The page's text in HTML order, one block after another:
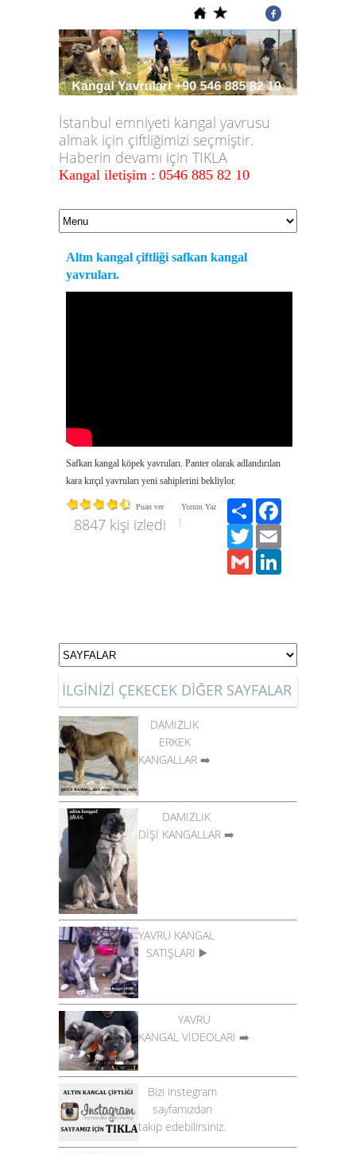
İstanbul emniyeti kangal yavrusu
almak için çiftliğimizi seçmiştir.
Haberin devamı için TIKLA
Kangal iletişim : 0546 885 82 10
Altın kangal çiftliği safkan kangal
yavruları.
Safkan kangal köpek yavruları. Panter olarak adlandırılan
kara kırçıl yavruları yeni sahiplerini bekliylor.
Puan ver Yorum Yaz
8847 kişi izledi
Paylaş
Twitter
Gmail
İLGİNİZİ ÇEKECEK DİĞER SAYFALAR
DAMIZLIK
ERKEK
KANGALLAR ➡️
DAMIZLIK
DİŞİ KANGALLAR ➡️
YAVRU KANGAL
SATIŞLARI ▶️
YAVRU
KANGAL VİDEOLARI ➡️
Bizi instegram
sayfamızdan
takip edebilirsiniz.